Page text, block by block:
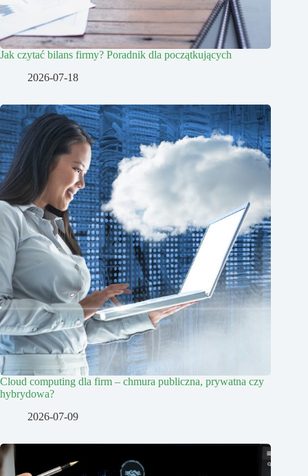
Jak czytać bilans firmy? Poradnik dla początkujących
2026-07-18
Cloud computing dla firm – chmura publiczna, prywatna czy
hybrydowa?
2026-07-09